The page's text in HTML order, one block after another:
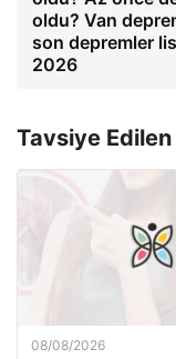
oldu? Van
son depremler
2026
Tavsiye
08/08/2026